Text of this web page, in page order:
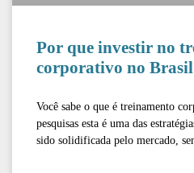
Por que investir no
corporativo no
Você sabe o que é treinamento
pesquisas esta é uma das
sido solidificada pelo mercado,